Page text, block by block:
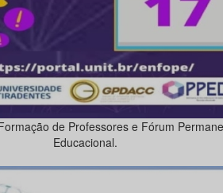
de Professores e Fórum
Educacional.